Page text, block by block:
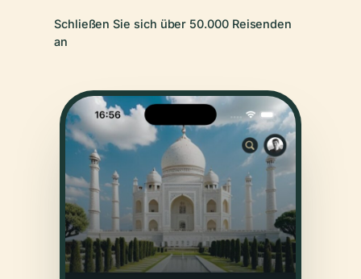
Schließen Sie sich über 50.000 Reisenden
an